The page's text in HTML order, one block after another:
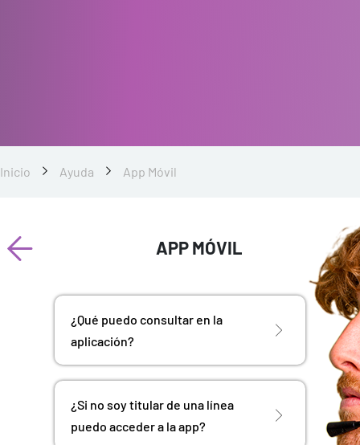
Inicio Ayuda App Móvil
APP MÓVIL
¿Qué puedo consultar en la
aplicación?
¿Si no soy titular de una línea
puedo acceder a la app?